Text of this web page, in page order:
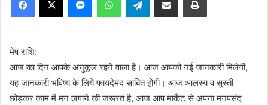
मेष राशि:
आज का दिन आपके अनुकूल रहने वाला है। आज आपको नई जानकारी मिलेगी,
यह जानकारी भविष्य के लिये फायदेमंद साबित होगी। आज आलस्य व सुस्ती
छोड़कर काम में मन लगाने की जरूरत है, आज आप मार्केट से अपना मनपसंद